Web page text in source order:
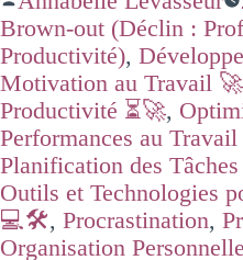
Brown-out (Déclin :
Productivité),
Motivation au Travail
Productivité ⏳🚀,
Performances au
Planification des
Outils et Technologies
💻🛠️, Procrastination,
Organisation